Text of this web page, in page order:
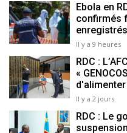
Ebola en
confirmés
Il y a 9 heures
RDC :
«
Il y a 2 jours
RDC : Le